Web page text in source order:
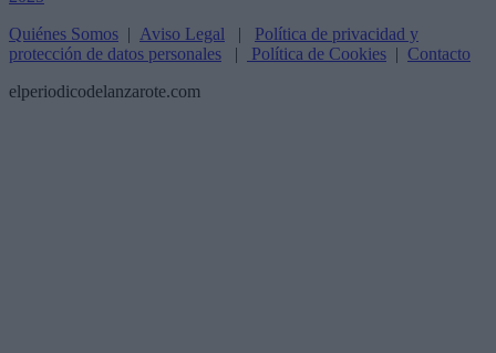
Quiénes Somos | Aviso Legal | Política de privacidad y
protección de datos personales | Política de Cookies | Contacto
elperiodicodelanzarote.com